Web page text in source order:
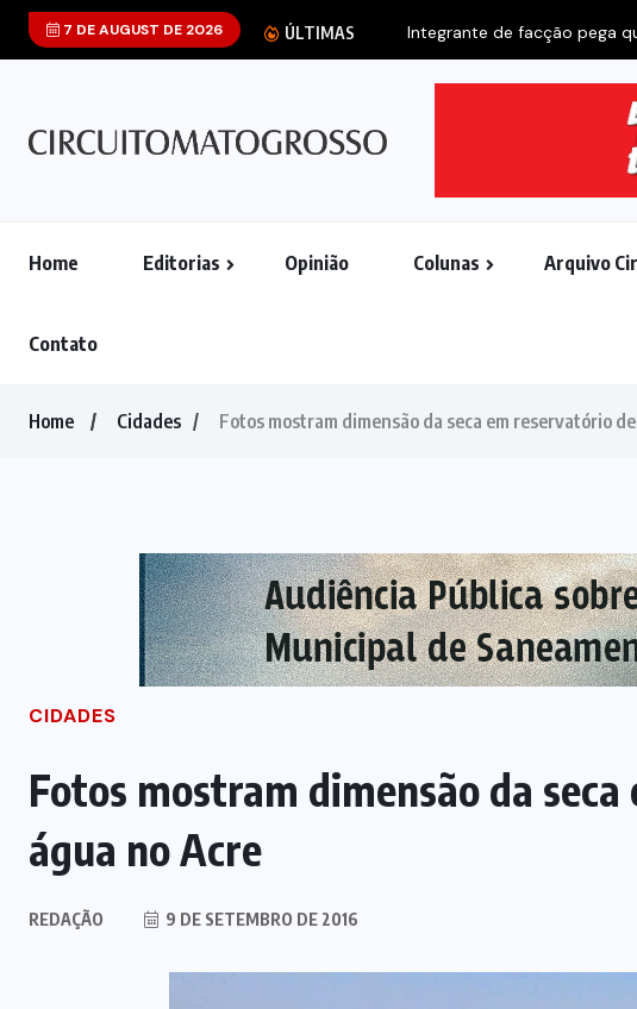
7 DE AUGUST DE 2026 ÚLTIMAS Integrante de facção pega
Home Editorias Opinião Colunas Arquivo
Contato
Home Cidades Fotos mostram dimensão da seca em reservatório
CIDADES
Fotos mostram dimensão da
água no Acre
REDAÇÃO 9 DE SETEMBRO DE 2016